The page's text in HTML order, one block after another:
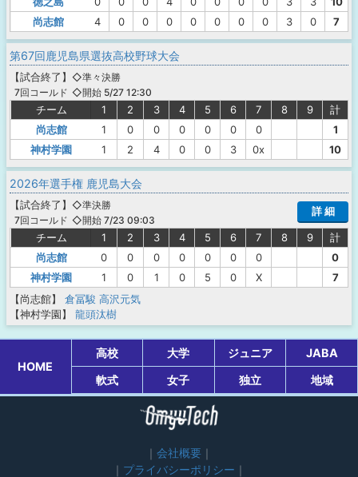
尚志館
4 0 0 0 0 0 0 0 3 0 7
第67回鹿児島県選抜高校野球大会
【試合終了 】
7回コールド
◇準々決勝
◇開始 5/27 12:30
チーム 1 2 3 4 5 6 7 8 9
計
尚志館
1 0 0 0 0 0 0
1
神村学園
1 2 4 0 0 3 0x 10
2026年選手権 鹿児島大会
【試合終了 】
7回コールド
◇準決勝
◇開始 7/23 09:03
詳 細
チーム 1 2 3 4 5 6 7 8 9
計
尚志館
0 0 0 0 0 0 0
0
神村学園
1 0 1 0 5 0 X
7
【尚志館】
倉冨駿 高沢元気
【神村学園】
龍頭汰樹
HOME
高校 大学 ジュニア
JABA
軟式
女子 独立 地域
会社概要
プライバシーポリシー